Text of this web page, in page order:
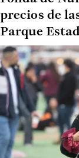
precios de
Parque